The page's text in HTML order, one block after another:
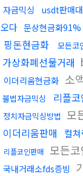
자금믹싱 usdt판매
오다 문상현금화91%
핑돈현금화 모든코
가상화폐선물거래
이더리움현금화 소
불법자금믹싱 리플
정치자금믹싱방법 모
이더리움판매 컬
리플코인판매
모든
국내거래소fds증빙